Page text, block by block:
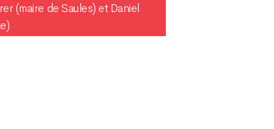
(maire de Saules) et Daniel